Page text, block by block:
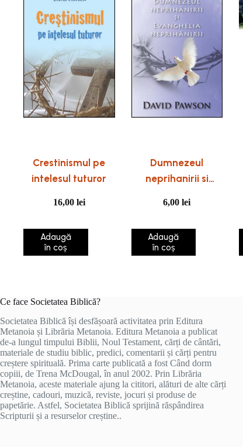
Crestinismul pe
intelesul tuturor
16,00 lei
Adaugă
în coș
Dumnezeul
neprihanirii si
neprihanirii
6,00lei
Adaugă
în coș
Ce face Societatea Biblică?
Societatea Biblică își desfășoară activitatea prin Editura
Metanoia și Librăria Metanoia. Editura Metanoia a publicat
de-a lungul timpului Biblii, Noul Testament, cărți de cântări,
materiale de studiu biblic, predici, comentarii și cărți pentru
creștere spirituală. Prima carte publicată a fost Când dorm
copiii, de Trena McDougal, în anul 2002. Prin Librăria
Metanoia, aceste materiale ajung la cititori, alături de alte cărți
creștine, cadouri, muzică, reviste, jocuri și produse de
papetărie. Astfel, Societatea Biblică sprijină răspândirea
Scripturii și a resurselor creștine..